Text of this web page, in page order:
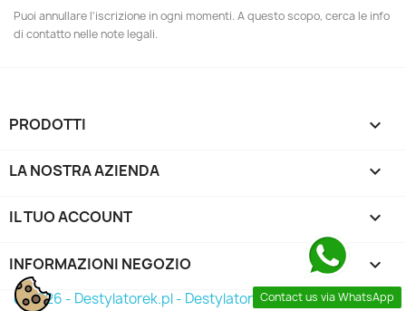
Puoi annullare l'iscrizione in ogni momenti. A questo scopo, cerca le info
di contatto nelle note legali.
PRODOTTI 
LA NOSTRA AZIENDA 
IL TUO ACCOUNT 
Contact us via WhatsApp
INFORMAZIONI NEGOZIO keyboard_arrow_down
© 2026 - Destylatorek.pl - Destylator 2026